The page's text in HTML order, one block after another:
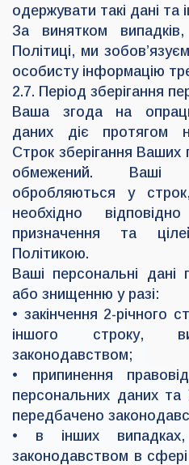
одержувати такі дані та
За винятком
Політиці, ми
особисту інформацію
2.7. Період зберігання
Ваша згода на
даних діє протягом
Строк зберігання
обмежений. Ваші
обробляються у
необхідно
призначення та
Політикою.
Ваші персональні дані
або знищенню у разі:
• закінчення 2-річного
іншого строку,
законодавством;
• припинення
персональних даних
передбачено
• в інших випадках,
законодавством в